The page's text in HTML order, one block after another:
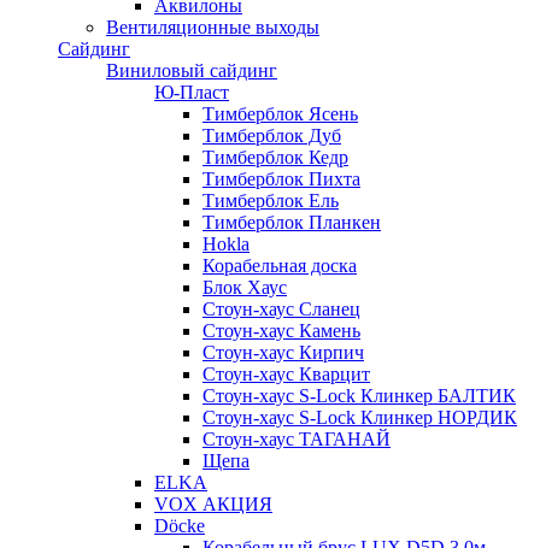
Аквилоны
Вентиляционные выходы
Сайдинг
Виниловый сайдинг
Ю-Пласт
Тимберблок Ясень
Тимберблок Дуб
Тимберблок Кедр
Тимберблок Пихта
Тимберблок Ель
Тимберблок Планкен
Hokla
Корабельная доска
Блок Хаус
Стоун-хаус Сланец
Стоун-хаус Камень
Стоун-хаус Кирпич
Стоун-хаус Кварцит
Стоун-хаус S-Lock Клинкер БАЛТИК
Стоун-хаус S-Lock Клинкер НОРДИК
Стоун-хаус ТАГАНАЙ
Щепа
ELKA
VOX АКЦИЯ
Döcke